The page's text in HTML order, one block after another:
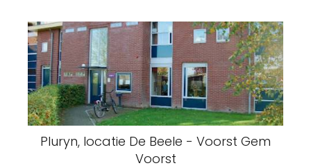
Pluryn, locatie De Beele - Voorst Gem
Voorst